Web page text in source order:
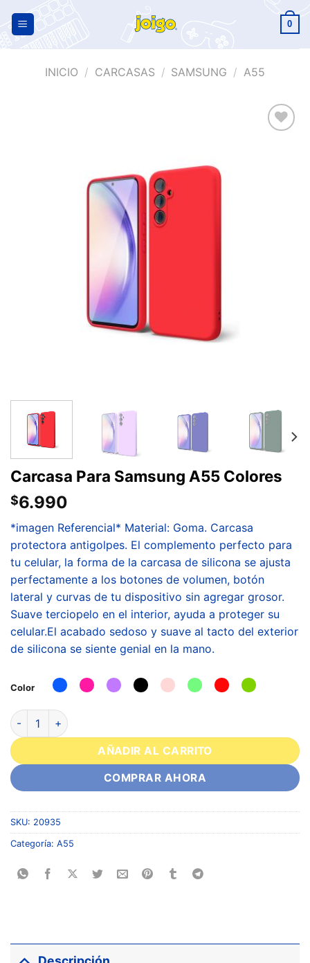
0
INICIO / CARCASAS / SAMSUNG / A55
Carcasa Para Samsung A55 Colores
$6.990
*imagen Referencial* Material: Goma. Carcasa
protectora antigolpes. El complemento perfecto para
tu celular, la forma de la carcasa de silicona se ajusta
perfectamente a los botones de volumen, botón
lateral y curvas de tu dispositivo sin agregar grosor.
Suave terciopelo en el interior, ayuda a proteger su
celular.El acabado sedoso y suave al tacto del exterior
de silicona se siente genial en la mano.
Color
AÑADIR AL CARRITO
COMPRAR AHORA
SKU: 20935
Categoría: A55